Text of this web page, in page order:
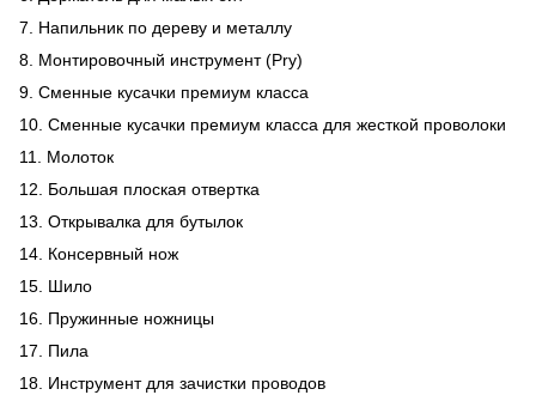
7. Напильник по дереву и металлу
8. Монтировочный инструмент (Pry)
9. Сменные кусачки премиум класса
10. Сменные кусачки премиум класса для жесткой проволоки
11. Молоток
12. Большая плоская отвертка
13. Открывалка для бутылок
14. Консервный нож
15. Шило
16. Пружинные ножницы
17. Пила
18. Инструмент для зачистки проводов